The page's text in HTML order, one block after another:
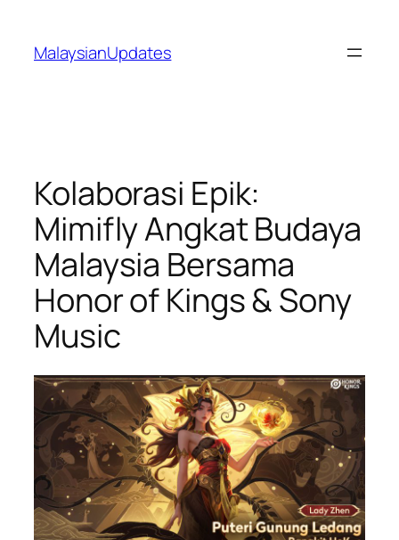
content
MalaysianUpdates
Kolaborasi Epik:
Mimifly Angkat Budaya
Malaysia Bersama
Honor of Kings & Sony
Music